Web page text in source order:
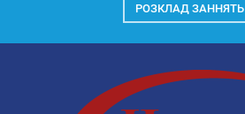
РОЗКЛАД ЗАННЯТЬ